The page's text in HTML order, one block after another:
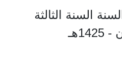
السنة الثالثة